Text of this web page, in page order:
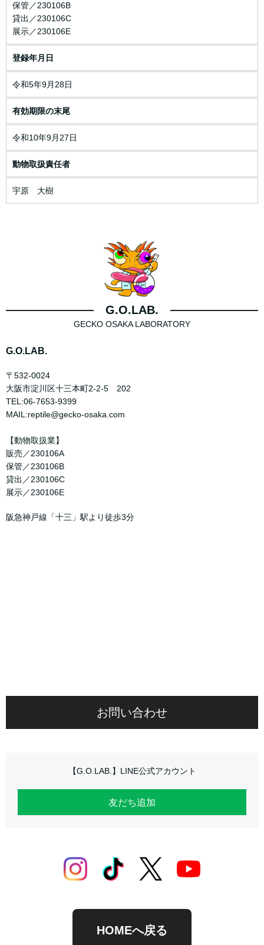
保管／230106B
貸出／230106C
展示／230106E
登録年月日
令和5年9月28日
有効期限の末尾
令和10年9月27日
動物取扱責任者
宇原 大樹
G.O.LAB.
GECKO OSAKA LABORATORY
G.O.LAB.
〒532-0024
大阪市淀川区十三本町2-2-5 202
TEL:06-7653-9399
MAIL:reptile@gecko-osaka.com
【動物取扱業】
販売／230106A
保管／230106B
貸出／230106C
展示／230106E
阪急神戸線「十三」駅より徒歩3分
お問い合わせ
【G.O.LAB.】LINE公式アカウント
友だち追加
HOMEへ戻る